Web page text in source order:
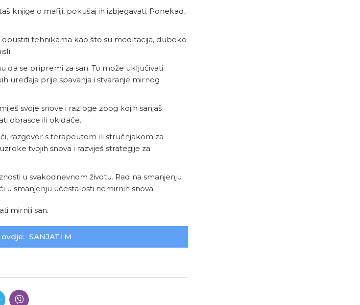
knjige o mafiji, pokušaj ih izbjegavati. Ponekad,
opustiti tehnikama kao što su meditacija, duboko
da se pripremi za san. To može uključivati
uređaja prije spavanja i stvaranje mirnog
svoje snove i razloge zbog kojih sanjaš
obrasce ili okidače.
razgovor s terapeutom ili stručnjakom za
tvojih snova i razviješ strategije za
u svakodnevnom životu. Rad na smanjenju
u smanjenju učestalosti nemirnih snova.
mirniji san.
SANJATI M